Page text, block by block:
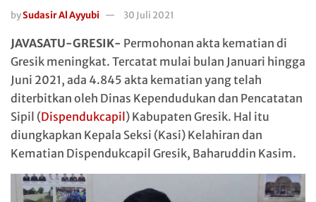
bySudasir Al Ayyubi 30 Juli 2021
JAVASATU-GRESIK- Permohonan akta kematian di
Gresik meningkat. Tercatat mulai bulan Januari hingga
Juni 2021, ada 4.845 akta kematian yang telah
diterbitkan oleh Dinas Kependudukan dan Pencatatan
Sipil (Dispendukcapil) Kabupaten Gresik. Hal itu
diungkapkan Kepala Seksi (Kasi) Kelahiran dan
Kematian Dispendukcapil Gresik, Baharuddin Kasim.